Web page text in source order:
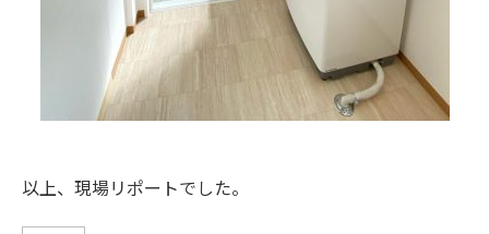
以上、現場リポートでした。